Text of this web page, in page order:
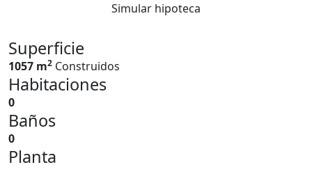
Simular hipoteca
Superficie
1057 m2 Construidos
Habitaciones
0
Baños
0
Planta